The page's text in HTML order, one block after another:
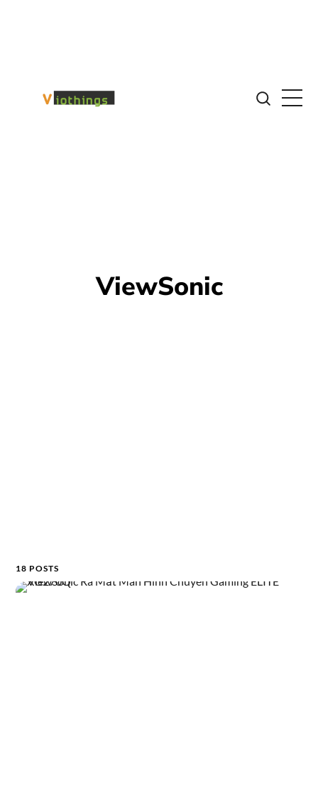
ViewSonic
18 POSTS